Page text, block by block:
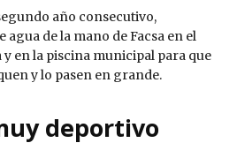
año consecutivo,
de la mano de Facsa en el
en la piscina municipal para que
y lo pasen en grande.
deportivo